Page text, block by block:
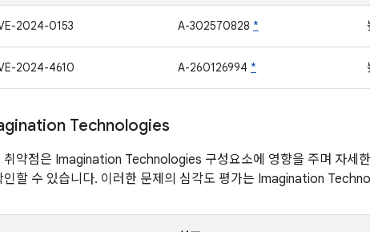
2024-0153 A-302570828 *
2024-4610 A-260126994 *
Technologies
취약점은 Imagination Technologies 구성요소에 영향을 주며 자세
인할 수 있습니다. 이러한 문제의 심각도 평가는 Imagination